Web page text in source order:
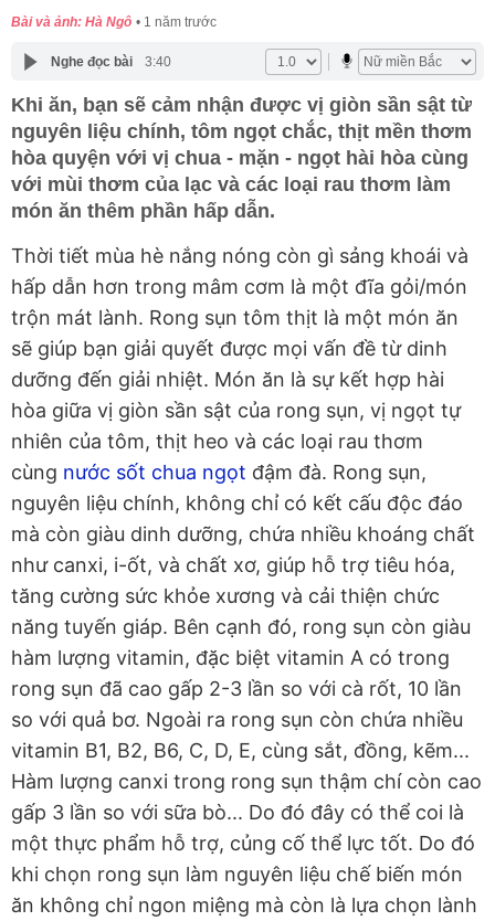
Bài và ảnh: Hà Ngô 1 năm trước
Nghe đọc bài 3:40
Khi ăn, bạn sẽ cảm nhận được vị giòn sần sật từ
nguyên liệu chính, tôm ngọt chắc, thịt mền thơm
hòa quyện với vị chua - mặn - ngọt hài hòa cùng
với mùi thơm của lạc và các loại rau thơm làm
món ăn thêm phần hấp dẫn.
Thời tiết mùa hè nắng nóng còn gì sảng khoái và
hấp dẫn hơn trong mâm cơm là một đĩa gỏi/món
trộn mát lành. Rong sụn tôm thịt là một món ăn
sẽ giúp bạn giải quyết được mọi vấn đề từ dinh
dưỡng đến giải nhiệt. Món ăn là sự kết hợp hài
hòa giữa vị giòn sần sật của rong sụn, vị ngọt tự
nhiên của tôm, thịt heo và các loại rau thơm
cùng nước sốt chua ngọt đậm đà. Rong sụn,
nguyên liệu chính, không chỉ có kết cấu độc đáo
mà còn giàu dinh dưỡng, chứa nhiều khoáng chất
như canxi, i-ốt, và chất xơ, giúp hỗ trợ tiêu hóa,
tăng cường sức khỏe xương và cải thiện chức
năng tuyến giáp. Bên cạnh đó, rong sụn còn giàu
hàm lượng vitamin, đặc biệt vitamin A có trong
rong sụn đã cao gấp 2-3 lần so với cà rốt, 10 lần
so với quả bơ. Ngoài ra rong sụn còn chứa nhiều
vitamin B1, B2, B6, C, D, E, cùng sắt, đồng, kẽm...
Hàm lượng canxi trong rong sụn thậm chí còn cao
gấp 3 lần so với sữa bò... Do đó đây có thể coi là
một thực phẩm hỗ trợ, củng cố thể lực tốt. Do đó
khi chọn rong sụn làm nguyên liệu chế biến món
ăn không chỉ ngon miệng mà còn là lựa chọn lành